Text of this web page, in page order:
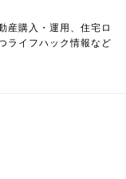
産購入・運用、住宅ロ
ライフハック情報など